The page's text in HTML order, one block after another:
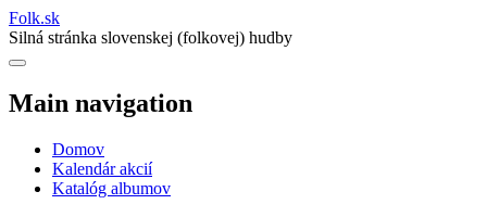
Folk.sk
Silná stránka slovenskej (folkovej) hudby
Main navigation
Domov
Kalendár akcií
Katalóg albumov